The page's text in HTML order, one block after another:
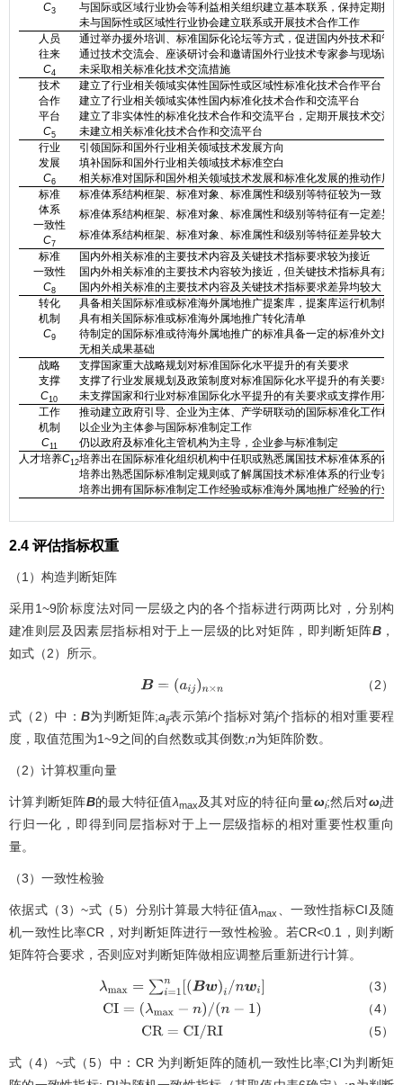
C3
与国际或区域行业协会等利益相关组织建立基本联系，保持定期技
未与国际性或区域性行业协会建立联系或开展技术合作工作
人员
往来
C4
通过举办援外培训、标准国际化论坛等方式，促进国内外技术和管
通过技术交流会、座谈研讨会和邀请国外行业技术专家参与现场调
未采取相关标准化技术交流措施
技术
合作
平台
C5
建立了行业相关领域实体性国际性或区域性标准化技术合作平台
建立了行业相关领域实体性国内标准化技术合作和交流平台
建立了非实体性的标准化技术合作和交流平台，定期开展技术交流
未建立相关标准化技术合作和交流平台
行业
发展
C6
引领国际和国外行业相关领域技术发展方向
填补国际和国外行业相关领域技术标准空白
相关标准对国际和国外相关领域技术发展和标准化发展的推动作用
标准
体系
一致性
C7
标准体系结构框架、标准对象、标准属性和级别等特征较为一致
标准体系结构框架、标准对象、标准属性和级别等特征有一定差异
标准体系结构框架、标准对象、标准属性和级别等特征差异较大
标准
一致性
C8
国内外相关标准的主要技术内容及关键技术指标要求较为接近
国内外相关标准的主要技术内容较为接近，但关键技术指标具有差异
国内外相关标准的主要技术内容及关键技术指标要求差异均较大
转化
机制
C9
具备相关国际标准或标准海外属地推广提案库，提案库运行机制较
具有相关国际标准或标准海外属地推广转化清单
待制定的国际标准或待海外属地推广的标准具备一定的标准外文版
无相关成果基础
战略
支撑
C10
支撑国家重大战略规划对标准国际化水平提升的有关要求
支撑了行业发展规划及政策制度对标准国际化水平提升的有关要求
未支撑国家和行业对标准国际化水平提升的有关要求或支撑作用不
工作
机制
C11
推动建立政府引导、企业为主体、产学研联动的国际标准化工作机制
以企业为主体参与国际标准制定工作
仍以政府及标准化主管机构为主导，企业参与标准制定
人才培养C12培养出在国际标准化组织机构中任职或熟悉属国技术标准体系的行
培养出熟悉国际标准制定规则或了解属国技术标准体系的行业专家
培养出拥有国际标准制定工作经验或标准海外属地推广经验的行业
2.4 评估指标权重
（1）构造判断矩阵
采用1~9阶标度法对同一层级之内的各个指标进行两两比对，分别构
建准则层及因素层指标相对于上一层级的比对矩阵，即判断矩阵B，
如式（2）所示。
B= (ai )n×n （2）
式（2）中： B为判断矩阵;aij表示第i个指标对第j个指标的相对重要程
度，取值范围为1~9之间的自然数或其倒数;n为矩阵阶数。
（2）计算权重向量
计算判断矩阵B的最大特征值λmax及其对应的特征向量ωi;然后对ωi进
行归一化，即得到同层指标对于上一层级指标的相对重要性权重向
量。
（3）一致性检验
依据式（3）~式（5）分别计算最大特征值λmax 、一致性指标CI及随
机一致性比率CR，对判断矩阵进行一致性检验。若CR<0.1，则判断
矩阵符合要求，否则应对判断矩阵做相应调整后重新进行计算。
λmax =∑ =1n[(Bw)i/nwi]
（3）
CI= (λmax-n) (n -1)
（4）
CR= CI RI （5）
式（4）~式（5）中：CR 为判断矩阵的随机一致性比率;CI为判断矩